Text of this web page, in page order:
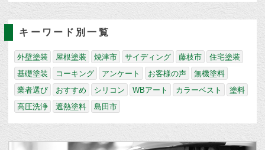
キーワード別一覧
外壁塗装 屋根塗装 焼津市 サイディング 藤枝市
住宅塗装
基礎塗装
コーキング アンケート お客様の声
無機塗料
業者選び
おすすめ シリコン WBアート カラーベスト
塗料
高圧洗浄
遮熱塗料 島田市